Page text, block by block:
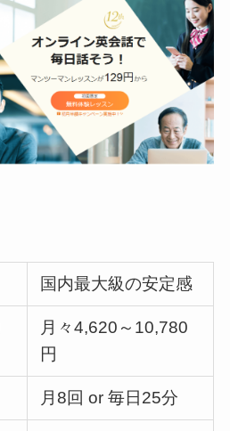
国内最大級の安定感
月々4,620～10,780
円
月8回 or 毎日25分